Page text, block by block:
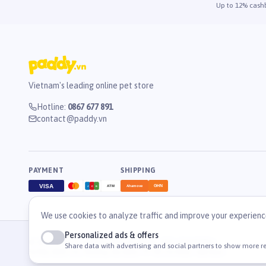
Up to 12%
Vietnam's leading online pet store
Hotline: 0867 677 891
contact@paddy.vn
PAYMENT
VISA J C B ATM
SHIPPING
Ahamove GHN
© 2026 Công Ty Cổ Phần TM & DV Paddy. MST: 0316459054.
36 Mạc Đĩnh Chi, Phường Tân Định, TP. Hồ Chí Minh, Việt Nam
We use cookies to analyze traffic and improve your
Personalized ads & offers
Share data with advertising and social partners to show more